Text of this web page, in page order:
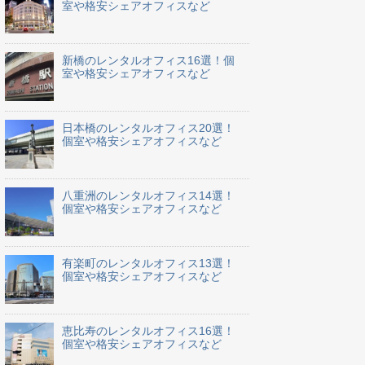
室や格安シェアオフィスなど
新橋のレンタルオフィス16選！個
室や格安シェアオフィスなど
日本橋のレンタルオフィス20選！
個室や格安シェアオフィスなど
八重洲のレンタルオフィス14選！
個室や格安シェアオフィスなど
有楽町のレンタルオフィス13選！
個室や格安シェアオフィスなど
恵比寿のレンタルオフィス16選！
個室や格安シェアオフィスなど